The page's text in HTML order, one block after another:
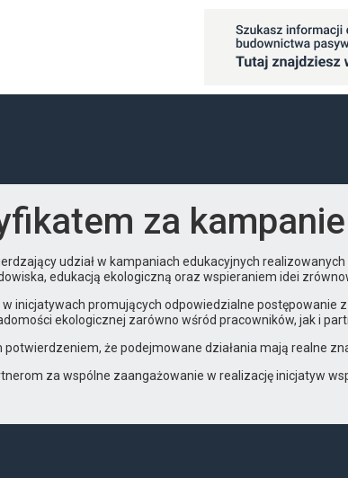
za
udział w kampaniach edukacyjnych
edukacją ekologiczną oraz wspieraniem idei
inicjatywach promujących odpowiedzialne
ekologicznej zarówno wśród pracowników, jak i
że podejmowane działania mają realne
za wspólne zaangażowanie w realizację inicjatyw